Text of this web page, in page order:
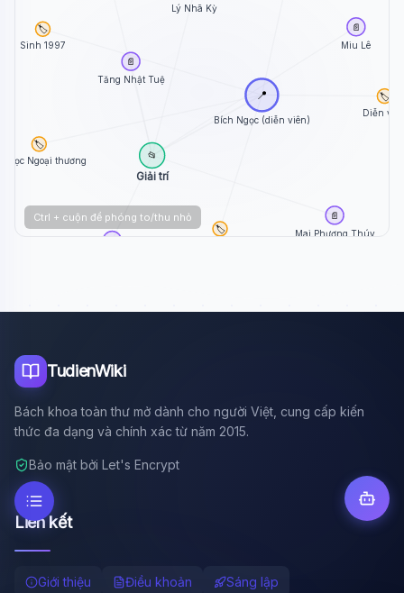
Bích Ngọc (diễn viên)
📍
Giải trí
📂
Lý Nhã Kỳ
Mai Phương Thúy
📄
Tăng Nhật Tuệ
📄
Miu Lê
📄
Diễn
🏷️
học Ngoại thương
🏷️
🏷️
Sinh 1997
🏷️
Ctrl + cuộn để phóng to/thu nhỏ
TudienWiki
Bách khoa toàn thư mở dành cho người Việt, cung cấp kiến
thức đa dạng và chính xác từ năm 2015.
Bảo mật bởi Let's Encrypt
Liên kết
Giới thiệu Điều khoản Sáng lập